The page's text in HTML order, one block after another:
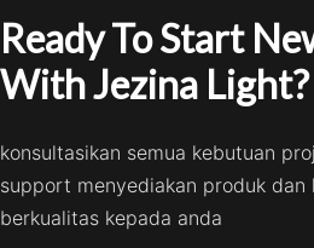
Ready To Start
With Jezina Light?
konsultasikan semua kebutuan
support menyediakan produk dan
berkualitas kepada anda